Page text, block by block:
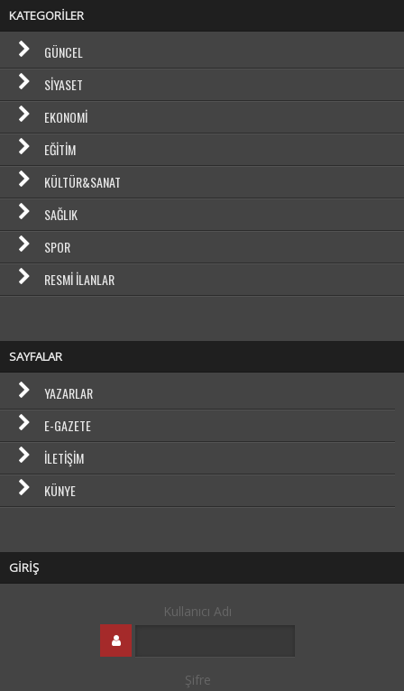
KATEGORİLER
GÜNCEL
SIYASET
EKONOMI
EĞITIM
KÜLTÜR&SANAT
SAĞLIK
SPOR
RESMI İLANLAR
SAYFALAR
YAZARLAR
E-GAZETE
İLETIŞIM
KÜNYE
GİRİŞ
Kullanıcı Adı
Şifre